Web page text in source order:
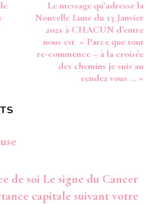
.. »
Le message qu’adresse la
Nouvelle Lune du 13 Janvier
2021 à CHACUN d’entre
nous est » Parce que tout
re-commence – à la croisée
des chemins je suis au
rendez vous … »
de soi Le signe du Cancer
capitale suivant votre